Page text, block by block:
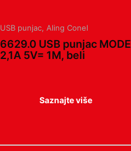
USB punjac, Aling Conel
6629.0 USB punjac MODE
2,1A 5V= 1M, beli
Saznajte više